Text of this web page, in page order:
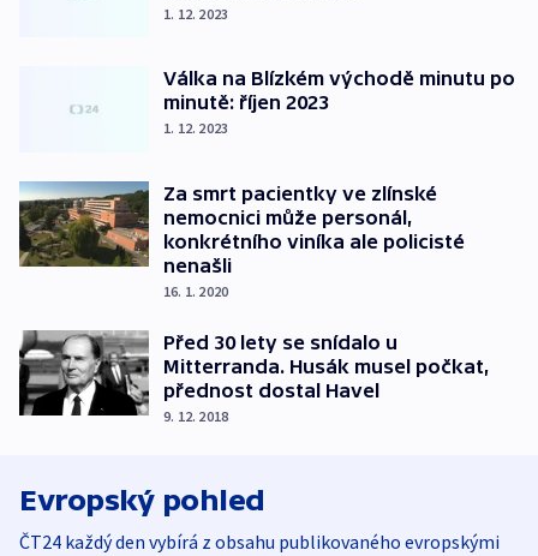
1. 12. 2023
Válka na Blízkém východě minutu po
minutě: říjen 2023
1. 12. 2023
Za smrt pacientky ve zlínské
nemocnici může personál,
konkrétního viníka ale policisté
nenašli
16. 1. 2020
Před 30 lety se snídalo u
Mitterranda. Husák musel počkat,
přednost dostal Havel
9. 12. 2018
Evropský pohled
ČT24 každý den vybírá z obsahu publikovaného evropskými